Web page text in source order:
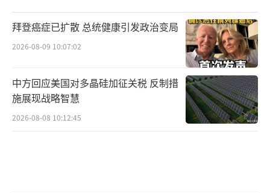
穿天花板。
F-47的故事是美国军工复合体、政治周期
与战略焦虑交织的产物。它或许能按时首飞，
或许会像F-22一样成为“技术丰碑”，但更可
能的结局是成为又一个“成本失控、进度滞
后”的吞金项目。对中国而言，F-47的“PPT
拜登癌症已扩散 总统健康引发政治变局
2026-08-09 10:07:02
中方回应美国对多晶硅加征关税 反制措
施展现战略智慧
2026-08-08 10:12:45